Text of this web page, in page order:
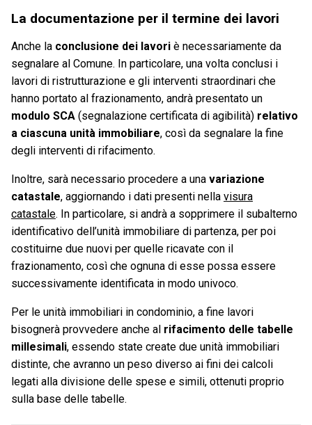
La documentazione per il termine dei lavori
Anche la conclusione dei lavori è necessariamente da
segnalare al Comune. In particolare, una volta conclusi i
lavori di ristrutturazione e gli interventi straordinari che
hanno portato al frazionamento, andrà presentato un
modulo SCA (segnalazione certificata di agibilità) relativo
a ciascuna unità immobiliare, così da segnalare la fine
degli interventi di rifacimento.
Inoltre, sarà necessario procedere a una variazione
catastale, aggiornando i dati presenti nella visura
catastale. In particolare, si andrà a sopprimere il subalterno
identificativo dell’unità immobiliare di partenza, per poi
costituirne due nuovi per quelle ricavate con il
frazionamento, così che ognuna di esse possa essere
successivamente identificata in modo univoco.
Per le unità immobiliari in condominio, a fine lavori
bisognerà provvedere anche al rifacimento delle tabelle
millesimali, essendo state create due unità immobiliari
distinte, che avranno un peso diverso ai fini dei calcoli
legati alla divisione delle spese e simili, ottenuti proprio
sulla base delle tabelle.